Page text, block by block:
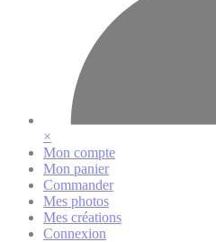
×
Mon compte
Mon panier
Commander
Mes photos
Mes créations
Connexion